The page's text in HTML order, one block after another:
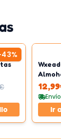
43%
funda
12,99
Ir